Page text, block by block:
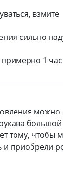
взмите
сильно
1
большой
тому, чтобы
и приобрели